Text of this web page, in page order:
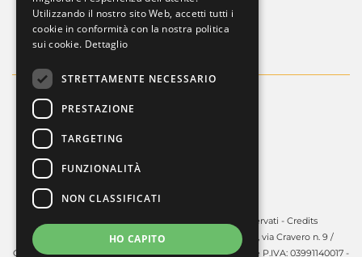
Dati societari
Copyright © 2025 - Guardini S.p.A. Tutti i diritti riservati - Credits
Guardini S.p.A. - Sede legale in Volpiano (TO) - 10088, via Cravero n. 9 /
Capitale sociale: € 450.000,00 i.v. - R.E.A. TO: 606141 C.F. e P.IVA: 03991140017 -
Utilizzando il nostro sito Web, accetti tutti i
cookie in conformità con la nostra politica
sui cookie. Dettaglio
STRETTAMENTE NECESSARIO
PRESTAZIONE
TARGETING
FUNZIONALITÀ
NON CLASSIFICATI
HO CAPITO